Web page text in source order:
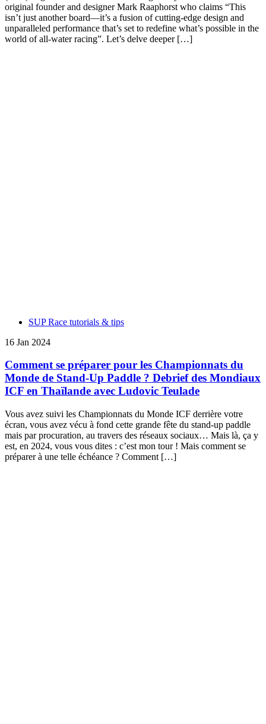
original founder and designer Mark Raaphorst who claims “This
isn’t just another board—it’s a fusion of cutting-edge design and
unparalleled performance that’s set to redefine what’s possible in the
world of all-water racing”. Let’s delve deeper […]
SUP Race tutorials & tips
16 Jan 2024
Comment se préparer pour les Championnats du
Monde de Stand-Up Paddle ? Debrief des Mondiaux
ICF en Thaïlande avec Ludovic Teulade
Vous avez suivi les Championnats du Monde ICF derrière votre
écran, vous avez vécu à fond cette grande fête du stand-up paddle
mais par procuration, au travers des réseaux sociaux… Mais là, ça y
est, en 2024, vous vous dites : c’est mon tour ! Mais comment se
préparer à une telle échéance ? Comment […]